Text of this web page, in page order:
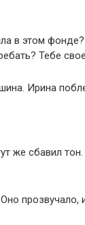
в этом
Тебе
Ирина
же сбавил
прозвучало,